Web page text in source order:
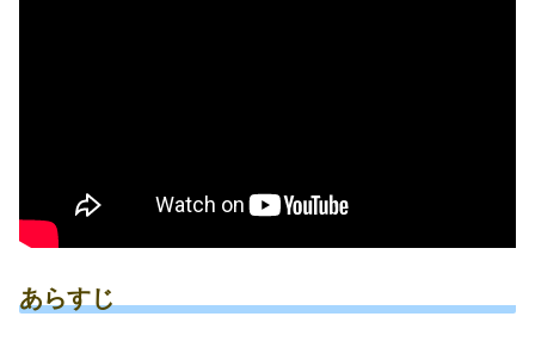
あらすじ